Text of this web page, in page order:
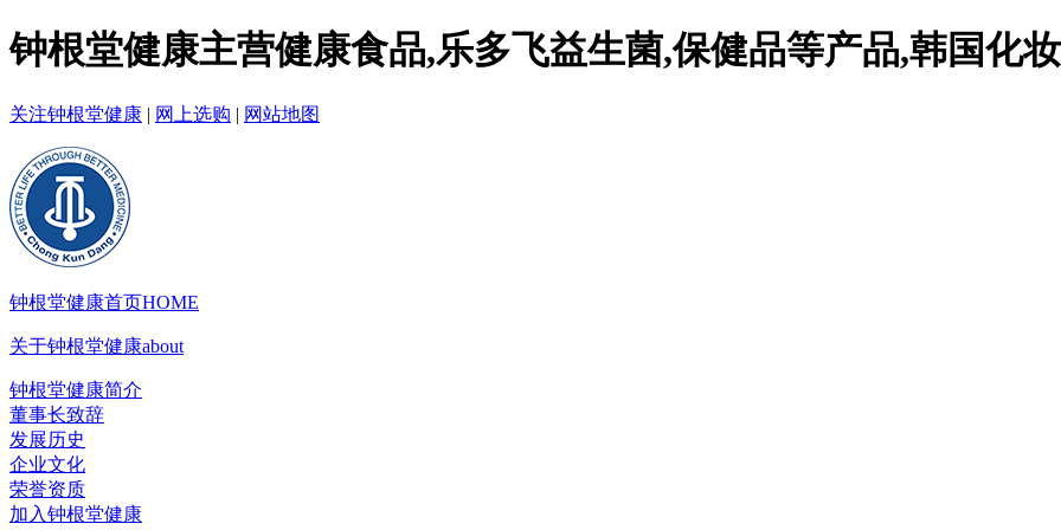
钟根堂健康主营健康食品,乐多飞益生菌,保健品等产品,韩国化
关注钟根堂健康 | 网上选购 | 网站地图
钟根堂健康首页HOME
关于钟根堂健康about
钟根堂健康简介
董事长致辞
发展历史
企业文化
荣誉资质
加入钟根堂健康